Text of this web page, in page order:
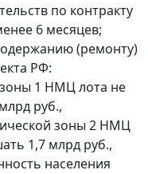
по контракту
6 месяцев;
(ремонту)
РФ:
1 НМЦ лота не
руб.,
зоны 2 НМЦ
1,7 млрд руб.,
населения